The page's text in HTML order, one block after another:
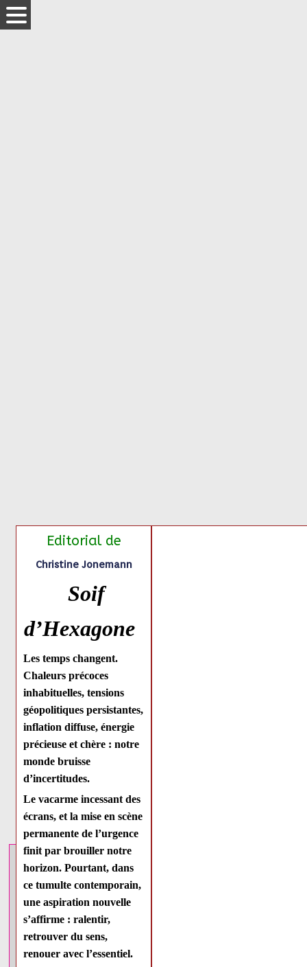
Editorialde
Christine Jonemann
Soif
d’Hexagone
Les temps changent.
Chaleurs précoces
inhabituelles, tensions
géopolitiques persistantes,
inflation diffuse, énergie
précieuse et chère : notre
monde bruisse
d’incertitudes.
Le vacarme incessant des
écrans, et la mise en scène
permanente de l’urgence
finit par brouiller notre
horizon. Pourtant, dans
ce tumulte contemporain,
uneaspiration nouvelle
s’affirme : ralentir,
retrouver du sens,
renouer avec l’essentiel.